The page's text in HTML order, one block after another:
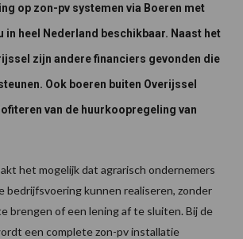
op zon-pv systemen via Boeren met
in heel Nederland beschikbaar. Naast het
zijn andere financiers gevonden die
Ook boeren buiten Overijssel
van de huurkoopregeling van
het mogelijk dat agrarisch ondernemers
bedrijfsvoering kunnen realiseren, zonder
brengen of een lening af te sluiten. Bij de
een complete zon-pv installatie